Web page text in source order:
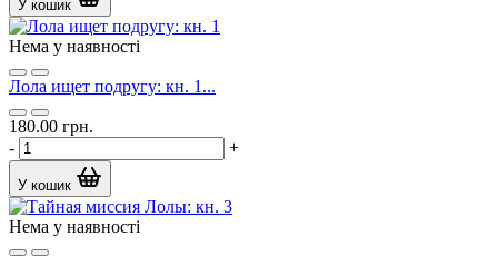
У кошик
Нема у наявності
Лола ищет подругу: кн. 1...
180.00 грн.
-
+
У кошик
Нема у наявності